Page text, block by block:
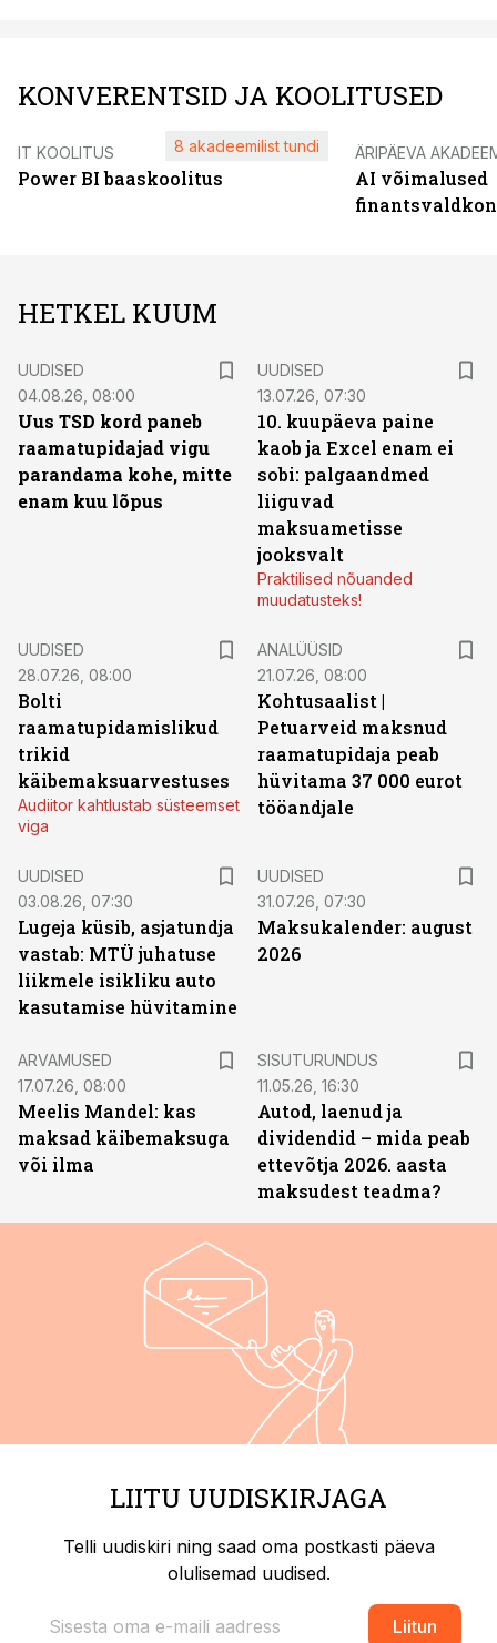
KONVERENTSID JA KOOLITUSED
IT KOOLITUS
Power BI baaskoolitus
8 akadeemilist tundi ÄRIPÄEVA
AI võimalused
HETKEL KUUM
UUDISED
04.08.26, 08:00
Uus TSD kord paneb
raamatupidajad vigu
parandama kohe, mitte
enam kuu lõpus
UUDISED
13.07.26, 07:30
10. kuupäeva paine
kaob ja Excel enam ei
sobi: palgaandmed
liiguvad
maksuametisse
jooksvalt
Praktilised nõuanded
muudatusteks!
UUDISED
28.07.26, 08:00
Bolti
raamatupidamislikud
trikid
käibemaksuarvestuses
Audiitor kahtlustab süsteemset
viga
ANALÜÜSID
21.07.26, 08:00
Kohtusaalist |
Petuarveid maksnud
raamatupidaja peab
hüvitama 37 000 eurot
tööandjale
UUDISED
03.08.26, 07:30
Lugeja küsib, asjatundja
vastab: MTÜ juhatuse
liikmele isikliku auto
kasutamise hüvitamine
UUDISED
31.07.26, 07:30
Maksukalender: august
2026
ARVAMUSED
17.07.26, 08:00
Meelis Mandel: kas
maksad käibemaksuga
või ilma
SISUTURUNDUS
11.05.26, 16:30
Autod, laenud ja
dividendid – mida peab
ettevõtja 2026. aasta
maksudest teadma?
LIITU UUDISKIRJAGA
Telli uudiskiri ning saad oma postkasti päeva
olulisemad uudised.
Liitun